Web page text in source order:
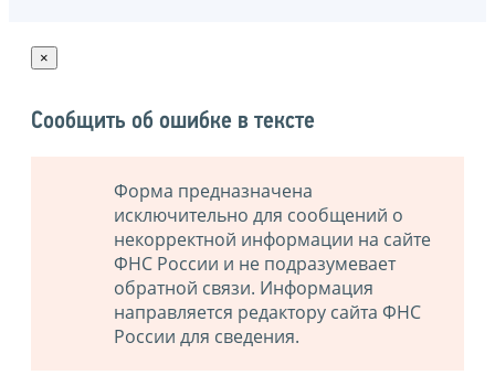
×
Сообщить об ошибке в тексте
Форма предназначена
исключительно для сообщений о
некорректной информации на сайте
ФНС России и не подразумевает
обратной связи. Информация
направляется редактору сайта ФНС
России для сведения.